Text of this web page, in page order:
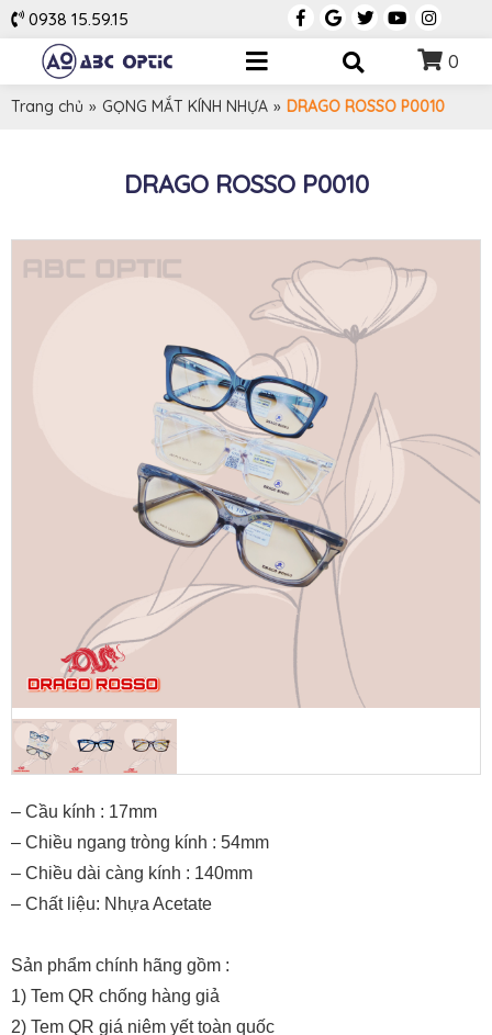
0938 15.59.15
0
Trang chủ » GỌNG MẮT KÍNH NHỰA » DRAGO ROSSO P0010
DRAGO ROSSO P0010
– Cầu kính : 17mm
– Chiều ngang tròng kính : 54mm
– Chiều dài càng kính : 140mm
– Chất liệu: Nhựa Acetate
Sản phẩm chính hãng gồm :
1) Tem QR chống hàng giả
2) Tem QR giá niêm yết toàn quốc